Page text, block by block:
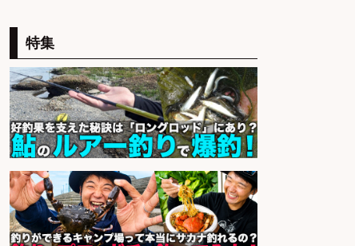
レジカウンター/お釣りの計算不要
の簡単レジ 未経験も安心の研修あり
1日2h
会社名 オーケー株式会社
sponsored by 求人ボックス
レジカウンター/夕方勤務で時給UP
お釣りの計算不要の簡単レジ1日2時
間
特集